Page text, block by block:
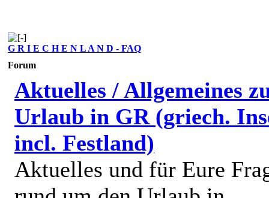
G R I E C H E N L A N D - FAQ
Forum
Aktuelles / Allgemeines
Urlaub in GR (griech.
incl. Festland)
Aktuelles und für Eure